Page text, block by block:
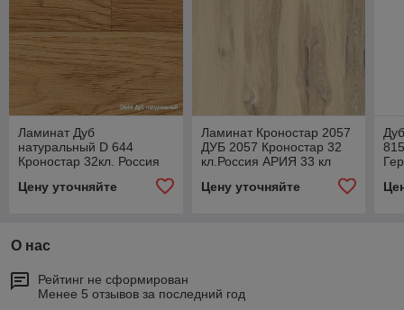
Ламинат Дуб
натуральный D 644
Кроностар 32кл. Россия
Цену уточняйте
Ламинат Кроностар 2057
ДУБ 2057 Кроностар 32
кл.Россия АРИЯ 33 кл
Цену уточняйте
О нас
Рейтинг не сформирован
Менее 5 отзывов за последний год